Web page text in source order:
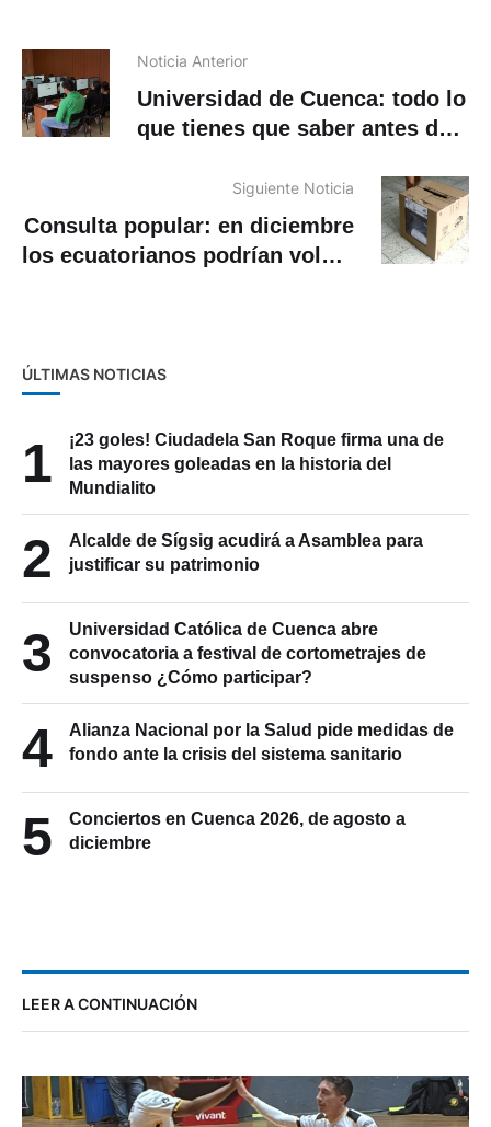
Noticia Anterior
Universidad de Cuenca: todo lo
que tienes que saber antes de
Siguiente Noticia
Consulta popular: en diciembre
los ecuatorianos podrían volver
ÚLTIMAS NOTICIAS
1
¡23 goles! Ciudadela San Roque firma una de
las mayores goleadas en la historia del
Mundialito
2
Alcalde de Sígsig acudirá a Asamblea para
justificar su patrimonio
3
Universidad Católica de Cuenca abre
convocatoria a festival de cortometrajes de
suspenso ¿Cómo participar?
4
Alianza Nacional por la Salud pide medidas de
fondo ante la crisis del sistema sanitario
5
Conciertos en Cuenca 2026, de agosto a
diciembre
LEER A CONTINUACIÓN